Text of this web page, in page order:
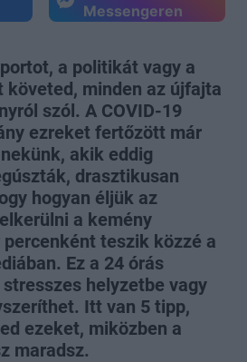
Messengeren
a politikát vagy a
követed, minden az újfajta
szól. A COVID-19
ezreket fertőzött már
akik eddig
drasztikusan
hogyan éljük az
a kemény
teszik közzé a
Ez a 24 órás
helyzetbe vagy
Itt van 5 tipp,
ezeket, miközben a
maradsz.